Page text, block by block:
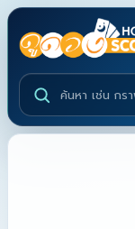
ค้นหาบริการดูดวงแล